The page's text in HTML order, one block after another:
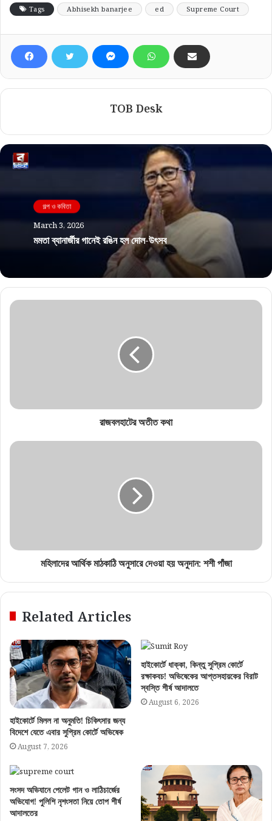
Tags Abhisekh banarjee ed Supreme Court
TOB Desk
গল্প ও কবিতা
March 3, 2026
মমতা ব্যানার্জীর গানেই রঙিন হল দোল-উৎসব
রাজবলহাটের অতীত কথা
মহিলাদের আর্থিক মাঠকাঠি অনুসারে দেওয়া হয় অনুদান: শশী পাঁজা
Related Articles
হাইকোর্টে মিলল না অনুমতি! চিকিৎসার জন্য
বিদেশে যেতে এবার সুপ্রিম কোর্টে অভিষেক
August 7, 2026
হাইকোর্টে ধাক্কা, কিন্তু সুপ্রিম কোর্টে
রক্ষাকবচ! অভিষেকের আপ্তসহায়কের বিরাট
স্বস্তি শীর্ষ আদালতে
August 6, 2026
সংসদ অভিযানে পেলেট গান ও লাঠিচার্জের
অভিযোগ! পুলিশি নৃশংসতা নিয়ে তোপ শীর্ষ
আদালতের